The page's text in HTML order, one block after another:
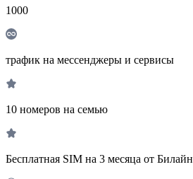
1000
трафик на мессенджеры и сервисы
10 номеров на семью
Бесплатная SIM на 3 месяца от Билайн